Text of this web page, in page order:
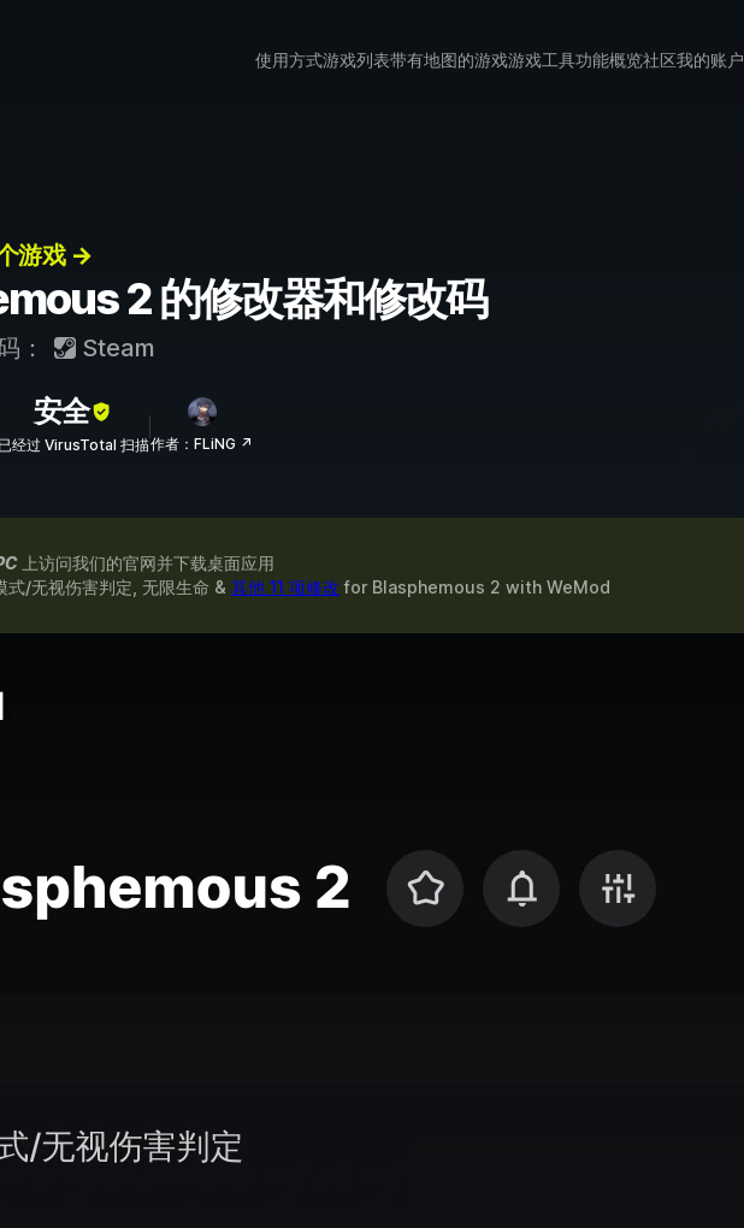
使用方式游戏列表带有地图的游戏游戏工具功能概览社区我的账户
游戏 →
2 的修改器和修改码
： Steam
安全
已经过 VirusTotal 扫描作者：FLiNG ↗
上访问我们的官网并下载桌面应用
式/无视伤害判定, 无限生命 & 其他 11 项修改 for Blasphemous 2 with WeMod